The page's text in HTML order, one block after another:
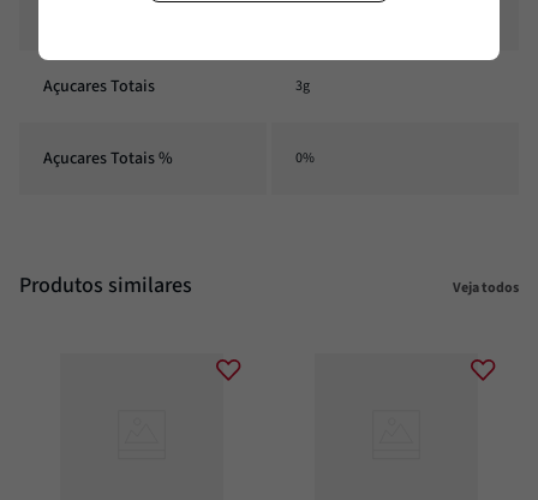
Açucares Totais 3g
Açucares Totais % 0%
Produtos similares Veja todos